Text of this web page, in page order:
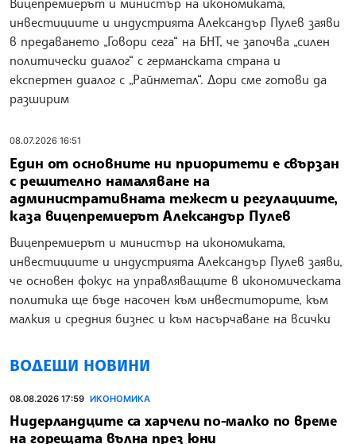
Вицепремиерът и министър на икономиката,
инвестициите и индустрията Александър Пулев заяви
в предаването „Говори сега“ на БНТ, че започва „силен
политически диалог“ с германската страна и
експертен диалог с „Райнметал“. Дори сме готови да
разширим
08.07.2026 16:51
Един от основните ни приоритети е свързан
с решително намаляване на
административната тежест и регулациите,
каза вицепремиерът Александър Пулев
Вицепремиерът и министър на икономиката,
инвестициите и индустрията Александър Пулев заяви,
че основен фокус на управляващите в икономическата
политика ще бъде насочен към инвеститорите, към
малкия и средния бизнес и към насърчаване на всички
ВОДЕЩИ НОВИНИ
08.08.2026 17:59 ИКОНОМИКА
Нидерландците са харчели по-малко по време
на горещата вълна през юни